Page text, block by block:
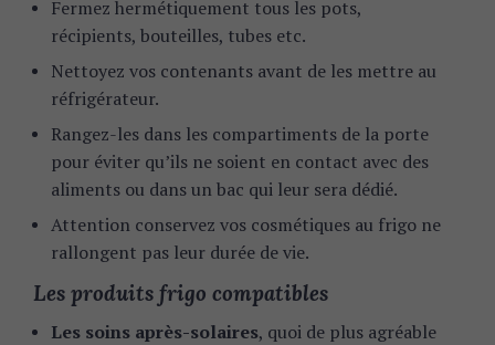
Fermez hermétiquement tous les pots,
récipients, bouteilles, tubes etc.
Nettoyez vos contenants avant de les mettre au
réfrigérateur.
Rangez-les dans les compartiments de la porte
pour éviter qu’ils ne soient en contact avec des
aliments ou dans un bac qui leur sera dédié.
Attention conservez vos cosmétiques au frigo ne
rallongent pas leur durée de vie.
Les produits frigo compatibles
Les soins après-solaires, quoi de plus agréable